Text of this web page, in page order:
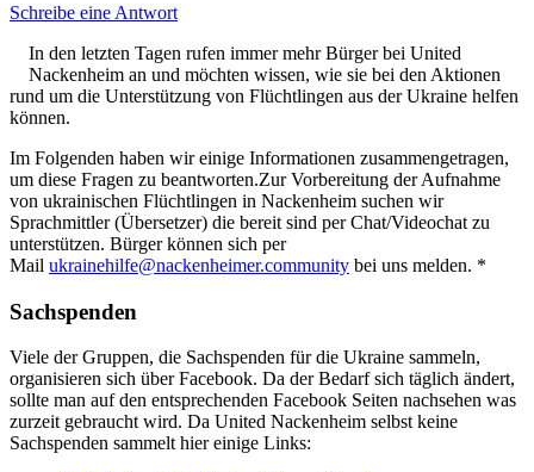
Schreibe eine Antwort
In den letzten Tagen rufen immer mehr Bürger bei United
Nackenheim an und möchten wissen, wie sie bei den Aktionen
rund um die Unterstützung von Flüchtlingen aus der Ukraine helfen
können.
Im Folgenden haben wir einige Informationen zusammengetragen,
um diese Fragen zu beantworten.Zur Vorbereitung der Aufnahme
von ukrainischen Flüchtlingen in Nackenheim suchen wir
Sprachmittler (Übersetzer) die bereit sind per Chat/Videochat zu
unterstützen. Bürger können sich per
Mail ukrainehilfe@nackenheimer.community bei uns melden. *
Sachspenden
Viele der Gruppen, die Sachspenden für die Ukraine sammeln,
organisieren sich über Facebook. Da der Bedarf sich täglich ändert,
sollte man auf den entsprechenden Facebook Seiten nachsehen was
zurzeit gebraucht wird. Da United Nackenheim selbst keine
Sachspenden sammelt hier einige Links: